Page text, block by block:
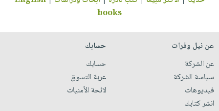
books
عن نيل وفرات
عن الشركة
سياسة الشركة
فيديوهات
انشر كتابك
حسابك
حسابك
عربة التسوق
لائحة الأمنيات